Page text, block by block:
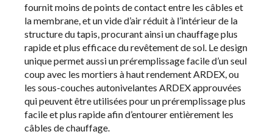
fournit moins de points de contact entre les câbles et
la membrane, et un vide d’air réduit à l’intérieur de la
structure du tapis, procurant ainsi un chauffage plus
rapide et plus efficace du revêtement de sol. Le design
unique permet aussi un préremplissage facile d’un seul
coup avec les mortiers à haut rendement ARDEX, ou
les sous-couches autonivelantes ARDEX approuvées
qui peuvent être utilisées pour un préremplissage plus
facile et plus rapide afin d’entourer entièrement les
câbles de chauffage.